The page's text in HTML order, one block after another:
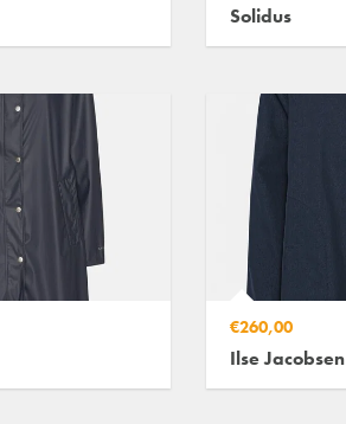
Solidus
€260,00
Ilse Jacobsen